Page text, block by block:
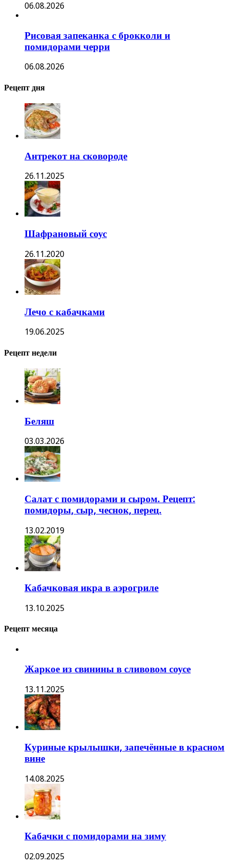
06.08.2026
Рисовая запеканка с брокколи и
помидорами черри
06.08.2026
Рецепт дня
Антрекот на сковороде
26.11.2025
Шафрановый соус
26.11.2020
Лечо с кабачками
19.06.2025
Рецепт недели
Беляш
03.03.2026
Салат с помидорами и сыром. Рецепт:
помидоры, сыр, чеснок, перец.
13.02.2019
Кабачковая икра в аэрогриле
13.10.2025
Рецепт месяца
Жаркое из свинины в сливовом соусе
13.11.2025
Куриные крылышки, запечённые в красном
вине
14.08.2025
Кабачки с помидорами на зиму
02.09.2025